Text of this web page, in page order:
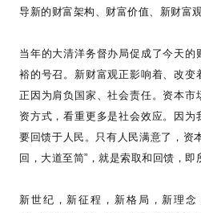
导新的财富架构、财富价值、新财富观
当年的大清洋务督办局促成了今天的
裕的号召。新财富观正影响着、改变
正因为肩负国家、社会责任。资本市
资方式，看重更多是社会效应。因为
要回馈于人民。只有人民满意了，资
回，大道至简” ，就是索取和回馈，即
新世纪，新征程，新格局，新理